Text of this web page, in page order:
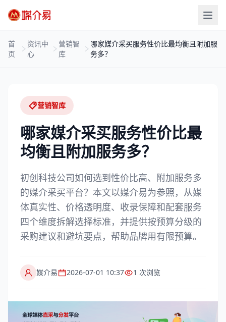
首
页
资讯中
心
营销智
库
哪家媒介采买服务性价比最均衡且附加服
务多？
营销智库
哪家媒介采买服务性价比最
均衡且附加服务多？
初创科技公司如何选到性价比高、附加服务多
的媒介采买平台？本文以媒介易为参照，从媒
体真实性、价格透明度、收录保障和配套服务
四个维度拆解选择标准，并提供按预算分级的
采购建议和避坑要点，帮助品牌用有限预算。
媒介易 2026-07-01 10:37 1 次浏览